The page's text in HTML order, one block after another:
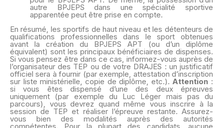
autre BPJEPS dans une spécialité sportive
apparentée peut être prise en compte.
En résumé, les sportifs de haut niveau et les détenteurs de
qualifications professionnelles dans le sport obtenues
avant la création du BPJEPS APT (ou d’un diplôme
équivalent) sont les principaux bénéficiaires de dispenses.
Si vous pensez être dans ce cas, informez-vous auprès de
l’organisateur des TEP ou de votre DRAJES : un justificatif
officiel sera à fournir (par exemple, attestation d’inscription
sur liste ministérielle, copie de diplôme, etc.). Attention :
si vous êtes dispensé d’une des deux épreuves
uniquement (par exemple du Luc Léger mais pas du
parcours), vous devrez quand même vous inscrire à la
session de TEP et réaliser l’épreuve restante. Assurez-
vous bien des modalités auprès des autorités